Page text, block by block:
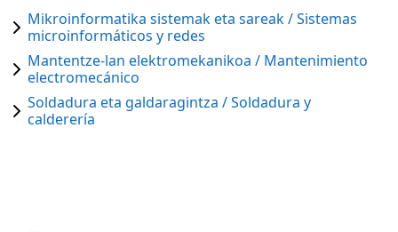
Mikroinformatika sistemak eta sareak / Sistemas
microinformáticos y redes
Mantentze-lan elektromekanikoa / Mantenimiento
electromecánico
Soldadura eta galdaragintza / Soldadura y
calderería